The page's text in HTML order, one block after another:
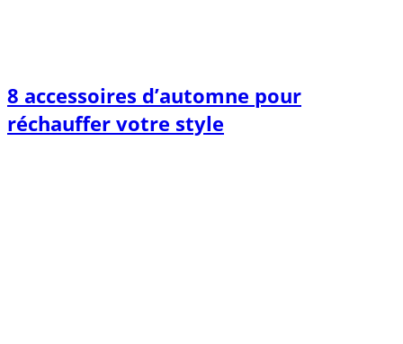
8 accessoires d’automne pour
réchauffer votre style